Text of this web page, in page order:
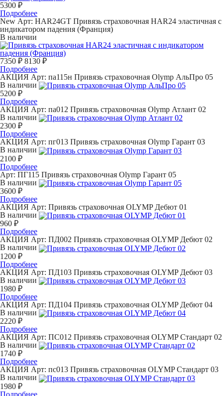
5300 ₽
Подробнее
New Арт: HAR24GT Привязь страховочная HAR24 эластичная с
индикатором падения (Франция)
В наличии
7350 ₽ 8130 ₽
Подробнее
АКЦИЯ Арт: па115н Привязь страховочная Olymp АльПро 05
В наличии
5200 ₽
Подробнее
АКЦИЯ Арт: па012 Привязь страховочная Olymp Атлант 02
В наличии
2300 ₽
Подробнее
АКЦИЯ Арт: пг013 Привязь страховочная Olymp Гарант 03
В наличии
2100 ₽
Подробнее
Арт: ПГ115 Привязь страховочная Olymp Гарант 05
В наличии
3600 ₽
Подробнее
АКЦИЯ Арт: Привязь страховочная OLYMP Дебют 01
В наличии
960 ₽
Подробнее
АКЦИЯ Арт: ПД002 Привязь страховочная OLYMP Дебют 02
В наличии
1200 ₽
Подробнее
АКЦИЯ Арт: ПД103 Привязь страховочная OLYMP Дебют 03
В наличии
1980 ₽
Подробнее
АКЦИЯ Арт: ПД104 Привязь страховочная OLYMP Дебют 04
В наличии
2220 ₽
Подробнее
АКЦИЯ Арт: ПС012 Привязь страховочная OLYMP Стандарт 02
В наличии
1740 ₽
Подробнее
АКЦИЯ Арт: пс013 Привязь страховочная OLYMP Стандарт 03
В наличии
1980 ₽
Подробнее